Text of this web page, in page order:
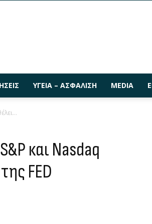
ΥΓΕΊΑ – ΑΣΦΆΛΙΣΗ MEDIA
και Nasdaq
FED